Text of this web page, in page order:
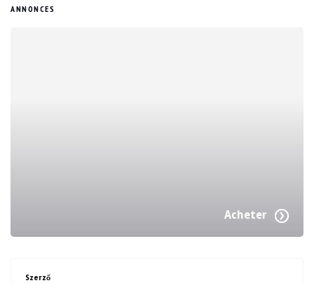
ANNONCES
Acheter
Szerző